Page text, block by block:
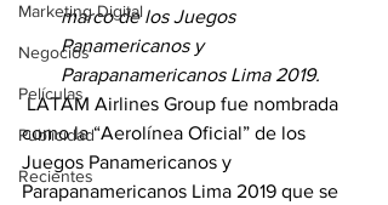
Marketing Digital
Negocios
Películas
Publicidad
Recientes
marco de los Juegos
Panamericanos y
Parapanamericanos Lima 2019.
LATAM Airlines Group fue nombrada
como la “Aerolínea Oficial” de los
Juegos Panamericanos y
Parapanamericanos Lima 2019 que se